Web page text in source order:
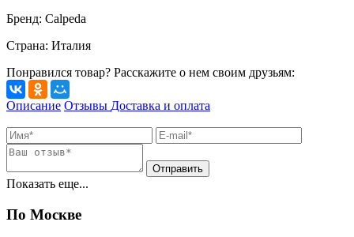
Бренд: Calpeda
Страна: Италия
Понравился товар? Расскажите о нем своим друзьям:
Описание Отзывы Доставка и оплата
Показать еще...
По Москве